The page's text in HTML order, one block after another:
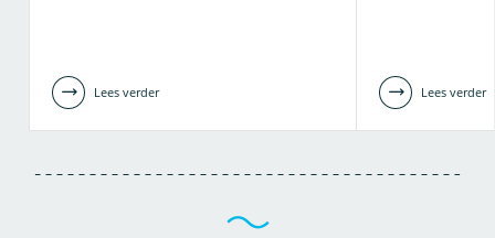
Lees verder Lees verder